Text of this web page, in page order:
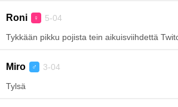
Roni ♀ 5-04
Tykkään pikku pojista tein aikuisviihdettä
Miro ♂ 3-04
Tylsä